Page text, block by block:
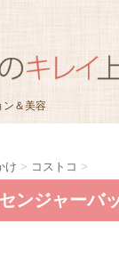
ン＆美容
け > コストコ >
センジャーバ